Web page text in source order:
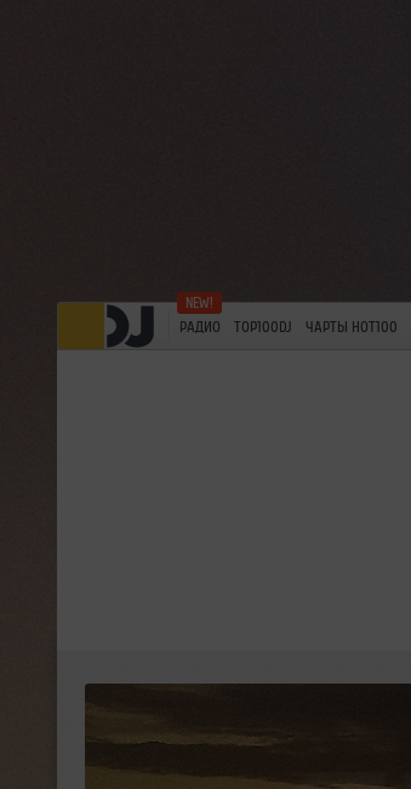
РАДИО TOP100DJ ЧАРТЫ HOT100